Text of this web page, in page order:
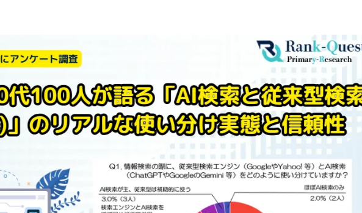
稿15万円！】KanaMIX
スタグラム運用代行
用のお作法105選 応募フォー
ム
671/070-2495-3303
信はランクエストにお
いたSEO対策サービス
Web集客支援のコンサルティン
グサービスのお知らせ